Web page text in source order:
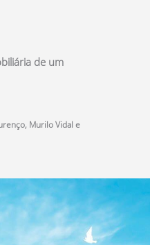
de um
Murilo Vidal e